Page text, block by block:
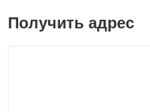
Получить адрес